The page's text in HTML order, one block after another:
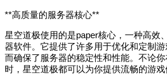
**高质量的服务器核心**
星空道极使用的是paper核心，一种高效
器软件。它提供了许多用于优化和定制
而确保了服务器的稳定性和性能。不论
时，星空道极都可以为你提供流畅的游戏